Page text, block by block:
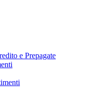
e Prepagate